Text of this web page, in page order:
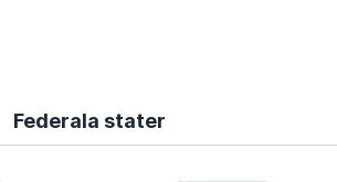
Federala stater